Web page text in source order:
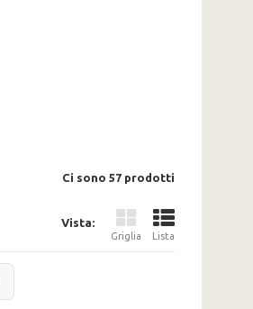
Ci sono 57 prodotti
Vista:
Griglia Lista